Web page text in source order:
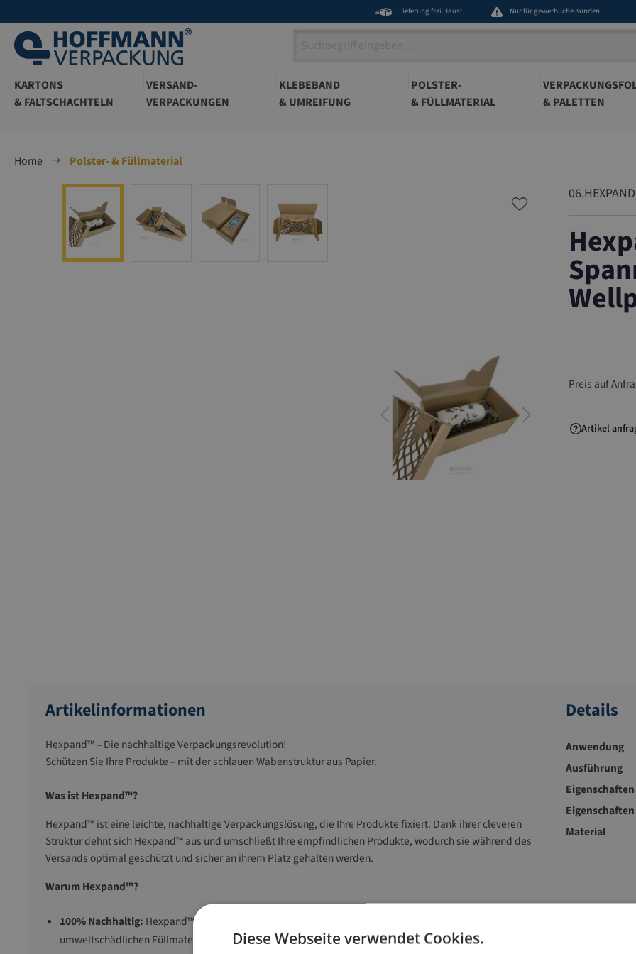
Lieferung frei Haus* Nur für gewerbliche Kunden
KARTONS
& FALTSCHACHTELN
VERSAND-
VERPACKUNGEN
KLEBEBAND
& UMREIFUNG
POLSTER-
& FÜLLMATERIAL
& PALETTEN
Home
Polster- & Füllmaterial
Bildergalerie überspringen
06.HEXPAND
Preis auf
Artikel
Artikelinformationen
Hexpand™ – Die nachhaltige Verpackungsrevolution!
Schützen Sie Ihre Produkte – mit der schlauen Wabenstruktur aus Papier.
Was ist Hexpand™?
Hexpand™ ist eine leichte, nachhaltige Verpackungslösung, die Ihre Produkte fixiert. Dank ihrer cleveren
Struktur dehnt sich Hexpand™ aus und umschließt Ihre empfindlichen Produkte, wodurch sie während des
Versands optimal geschützt und sicher an ihrem Platz gehalten werden.
Warum Hexpand™?
100% Nachhaltig: Hexpand™ besteht aus vollständig recycelbarer Wellpappe und ersetzt alle
umweltschädlichen Füllmaterialien wie Folie oder Luftpolster.
Details
Anwendung
Ausführung
Material
Diese Webseite verwendet Cookies.